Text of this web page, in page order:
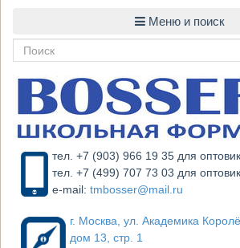
тел. +7 (903) 966 19 35 для
тел. +7 (499) 707 73 03 для
e-mail: tmbosser@mail.ru
г. Москва, ул. Академика
дом 13, стр. 1